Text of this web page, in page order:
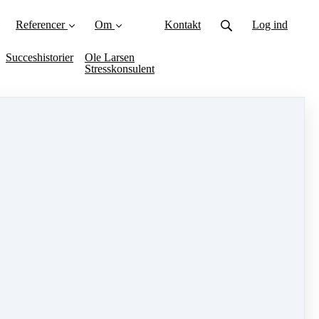
Referencer
Succeshistorier
Om
Ole Larsen
Stresskonsulent
Kontakt Log ind
så du kan udleve dit fulde potentiale i ro og